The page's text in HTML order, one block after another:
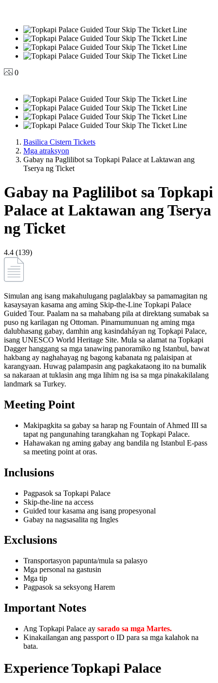
0
Basilica Cistern Tickets
Mga atraksyon
Gabay na Paglilibot sa Topkapi Palace at Laktawan ang
Tserya ng Ticket
Gabay na Paglilibot sa Topkapi
Palace at Laktawan ang Tserya
ng Ticket
4.4 (139)
Simulan ang isang makahulugang paglalakbay sa pamamagitan ng
kasaysayan kasama ang aming Skip-the-Line Topkapi Palace
Guided Tour. Paalam na sa mahabang pila at direktang sumabak sa
puso ng karilagan ng Ottoman. Pinamumunuan ng aming mga
dalubhasang gabay, damhin ang kasindaháyan ng Topkapi Palace,
isang UNESCO World Heritage Site. Mula sa alamat na Topkapi
Dagger hanggang sa mga tanawing panoramiko ng Istanbul, bawat
hakbang ay naghahayag ng bagong kabanata ng palaisipan at
karangyaan. Huwag palampasin ang pagkakataong ito na bumalik
sa nakaraan at tuklasin ang mga lihim ng isa sa mga pinakakilalang
landmark sa Turkey.
Meeting Point
Makipagkita sa gabay sa harap ng Fountain of Ahmed III sa
tapat ng pangunahing tarangkahan ng Topkapi Palace.
Hahawakan ng aming gabay ang bandila ng Istanbul E-pass
sa meeting point at oras.
Inclusions
Pagpasok sa Topkapi Palace
Skip-the-line na access
Guided tour kasama ang isang propesyonal
Gabay na nagsasalita ng Ingles
Exclusions
Transportasyon papunta/mula sa palasyo
Mga personal na gastusin
Mga tip
Pagpasok sa seksyong Harem
Important Notes
Ang Topkapi Palace ay sarado sa mga Martes.
Kinakailangan ang passport o ID para sa mga kalahok na
bata.
Experience Topkapi Palace